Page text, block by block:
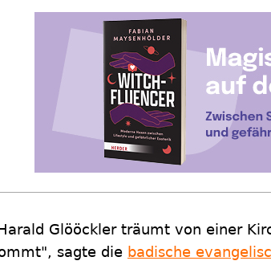
Glööckler träumt von einer
sagte die badische